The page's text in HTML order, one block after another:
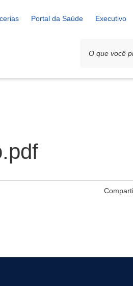
Portal da Saúde Executivo